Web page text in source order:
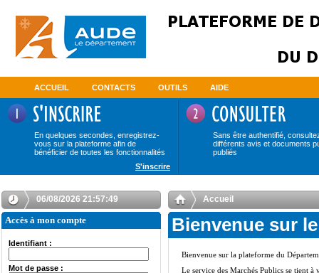
ACCUEIL CONTACTS OUTILS AIDE
En quelques secondes, enregistrez-
vous sur la plateforme afin de
bénéficier de toutes les fonctionnalités
Sans être authentifié,
différents avis et documents
publiés
S'inscrire
06/08/2026 21:57:49
Accès à mon compte
Identifiant :
Mot de passe :
Accueil
Bienvenue sur